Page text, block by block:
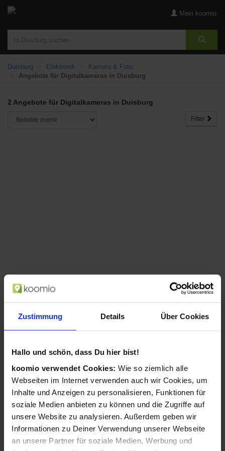
Zustimmung Details Über Cookies
Hallo und schön, dass Du hier bist!
koomio verwendet Cookies: Wie so ziemlich alle
Webseiten im Internet verwenden auch wir Cookies, um
Inhalte und Anzeigen zu personalisieren, Funktionen für
soziale Medien anbieten zu können und die Zugriffe auf
unsere Website zu analysieren. Außerdem geben wir
Informationen zu Deiner Verwendung unserer Webseite
an unsere Partner für soziale Medien, Werbung und
Mein koomio
Duisburg Elektronik
Kamera & Foto
Angebote für Digitalkameras in Duisburg
2 Angebote für Digitalkameras in Duisburg
Filter
Canon PowerShot ZOOM kompakte
Kit, Weiß (Weiß)
ab 309,00 €